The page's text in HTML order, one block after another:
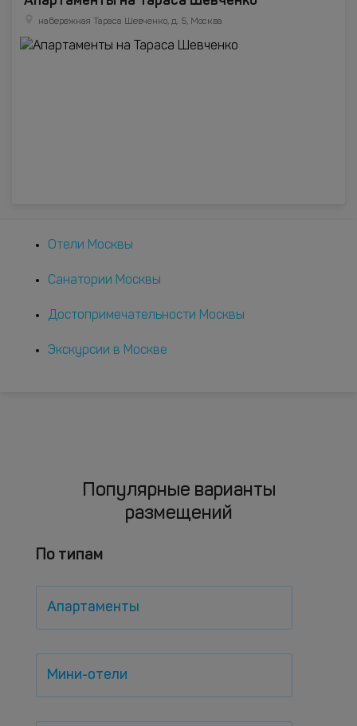
набережная Тараса Шевченко, д. 5, Москва
Отели Москвы
Санатории Москвы
Достопримечательности Москвы
Экскурсии в Москве
Популярные варианты
размещений
По типам
Апартаменты
Мини-отели